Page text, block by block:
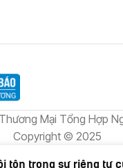
Mại Tổng Hợp
Copyright © 2025
tôn trọng sự riêng tư